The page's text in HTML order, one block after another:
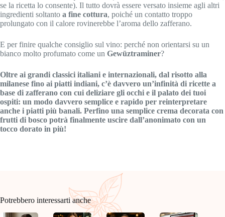
se la ricetta lo consente). Il tutto dovrà essere versato insieme agli altri
ingredienti soltanto a fine cottura, poiché un contatto troppo
prolungato con il calore rovinerebbe l’aroma dello zafferano.
E per finire qualche consiglio sul vino: perché non orientarsi su un
bianco molto profumato come un Gewüztraminer?
Oltre ai grandi classici italiani e internazionali, dal risotto alla
milanese fino ai piatti indiani, c’è davvero un’infinità di ricette a
base di zafferano con cui deliziare gli occhi e il palato dei tuoi
ospiti: un modo davvero semplice e rapido per reinterpretare
anche i piatti più banali. Perfino una semplice crema decorata con
frutti di bosco potrà finalmente uscire dall’anonimato con un
tocco dorato in più!
Potrebbero interessarti anche